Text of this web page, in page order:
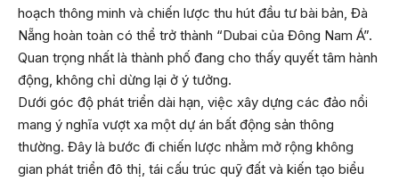
hoạch thông minh và chiến lược thu hút đầu tư bài bản, Đà
Nẵng hoàn toàn có thể trở thành “Dubai của Đông Nam Á”.
Quan trọng nhất là thành phố đang cho thấy quyết tâm hành
động, không chỉ dừng lại ở ý tưởng.
Dưới góc độ phát triển dài hạn, việc xây dựng các đảo nổi
mang ý nghĩa vượt xa một dự án bất động sản thông
thường. Đây là bước đi chiến lược nhằm mở rộng không
gian phát triển đô thị, tái cấu trúc quỹ đất và kiến tạo biểu